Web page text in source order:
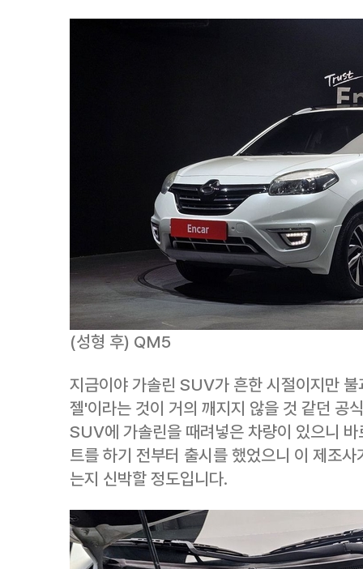
(성형 후) QM5
지금이야 가솔린 SUV가 흔한 시절이지만
젤'이라는 것이 거의 깨지지 않을 것 같던 공
SUV에 가솔린을 때려넣은 차량이 있으니
트를 하기 전부터 출시를 했었으니 이 제조
는지 신박할 정도입니다.